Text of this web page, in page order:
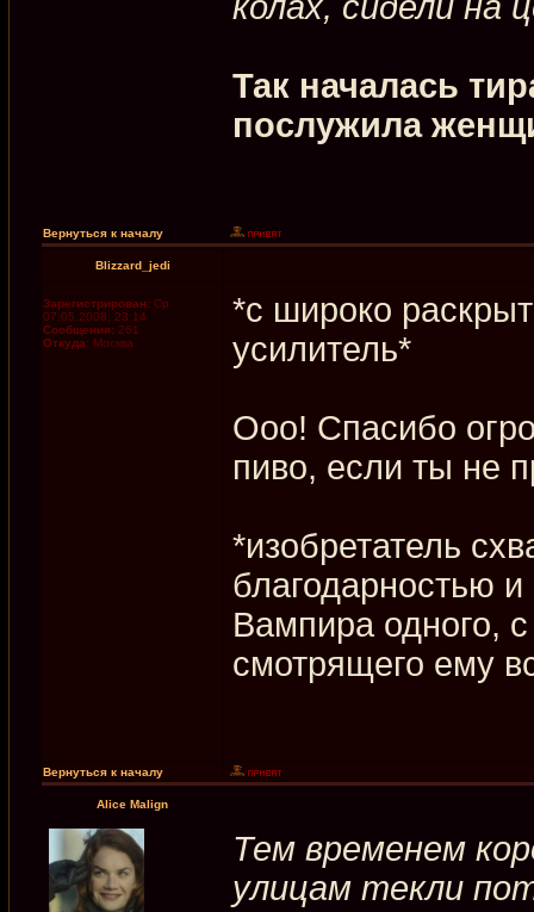
Так началась
послужила
Вернуться к началу
Blizzard_jedi
Зарегистрирован: Ср
07.05.2008, 23:14
Сообщения: 261
Откуда: Москва
*с широко
усилитель*
Ооо! Спасибо
пиво, если ты не
*изобретатель
благодарностью
Вампира одного,
смотрящего ему
Вернуться к началу
Alice Malign
Тем временем
улицам текли